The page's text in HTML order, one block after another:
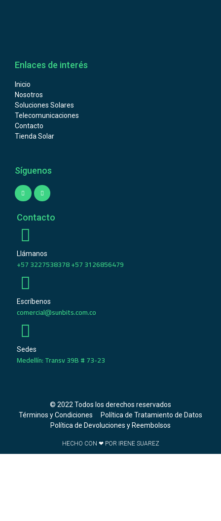
Enlaces de interés
Inicio
Nosotros
Soluciones Solares
Telecomunicaciones
Contacto
Tienda Solar
Síguenos
Contacto
Llámanos
+57 3227538378 +57 3126856479
Escríbenos
comercial@sunbits.com.co
Sedes
Medellín: Transv 39B # 73-23
© 2022 Todos los derechos reservados
Términos y Condiciones
Política de Tratamiento de Datos
Política de Devoluciones y Reembolsos
HECHO CON ❤ POR IRENE SUAREZ